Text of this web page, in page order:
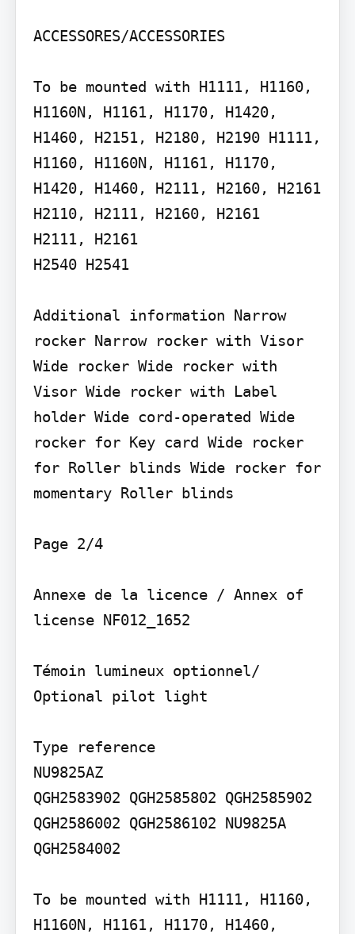
ACCESSORES/ACCESSORIES
To be mounted with H1111, H1160,
H1160N, H1161, H1170, H1420,
H1460, H2151, H2180, H2190 H1111,
H1160, H1160N, H1161, H1170,
H1420, H1460, H2111, H2160, H2161
H2110, H2111, H2160, H2161
H2111, H2161
H2540 H2541
Additional information Narrow
rocker Narrow rocker with Visor
Wide rocker Wide rocker with
Visor Wide rocker with Label
holder Wide cord-operated Wide
rocker for Key card Wide rocker
for Roller blinds Wide rocker for
momentary Roller blinds
Page 2/4
Annexe de la licence / Annex of
license NF012_1652
Témoin lumineux optionnel/
Optional pilot light
Type reference
NU9825AZ
QGH2583902 QGH2585802 QGH2585902
QGH2586002 QGH2586102 NU9825A
QGH2584002
To be mounted with H1111, H1160,
H1160N, H1161, H1170, H1460,